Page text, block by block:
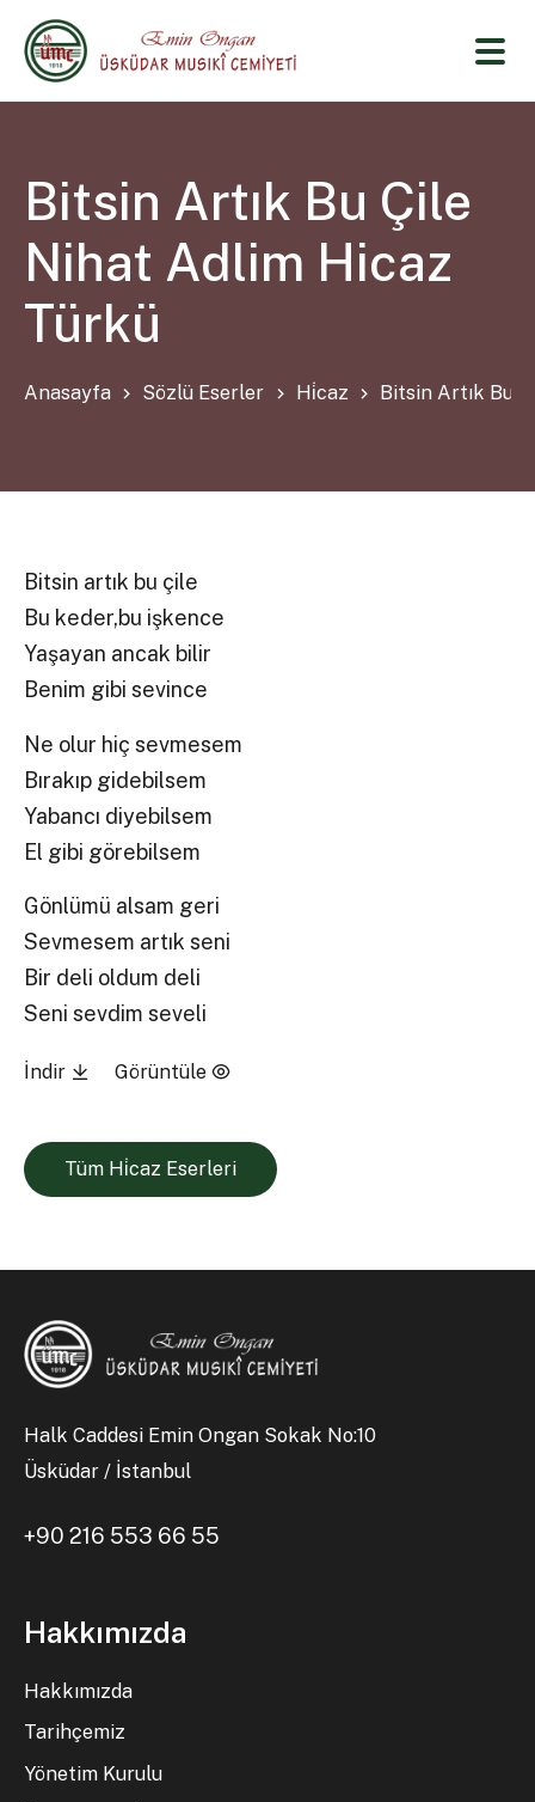
Bitsin Artık Bu Çile
Nihat Adlim Hicaz
Türkü
Anasayfa Sözlü Eserler Hi̇caz Bitsin Artık Bu
Bitsin artık bu çile
Bu keder,bu işkence
Yaşayan ancak bilir
Benim gibi sevince
Ne olur hiç sevmesem
Bırakıp gidebilsem
Yabancı diyebilsem
El gibi görebilsem
Gönlümü alsam geri
Sevmesem artık seni
Bir deli oldum deli
Seni sevdim seveli
İndir Görüntüle
Tüm Hi̇caz Eserleri
Halk Caddesi Emin Ongan Sokak No:10
Üsküdar / İstanbul
+90 216 553 66 55
Hakkımızda
Hakkımızda
Tarihçemiz
Yönetim Kurulu